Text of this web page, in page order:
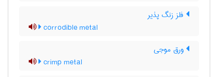
فلز زنگ پذیر
corrodible metal
ورق موجی
crimp metal